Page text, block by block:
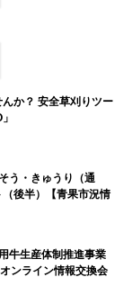
か？ 安全草刈りツー
う・きゅうり（通
後半）【青果市況情
牛生産体制推進事業
ンライン情報交換会